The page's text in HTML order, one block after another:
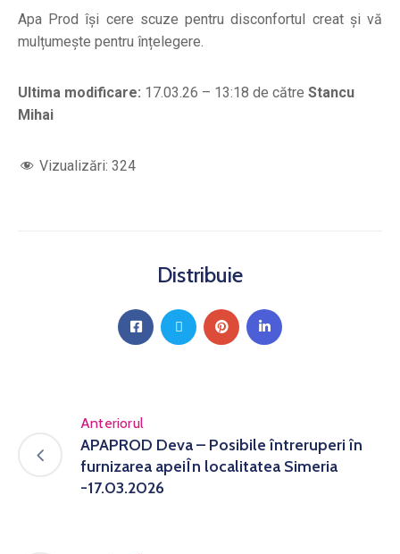
Apa Prod își cere scuze pentru disconfortul creat și vă
mulțumește pentru înțelegere.
Ultima modificare: 17.03.26 – 13:18 de către Stancu
Mihai
Vizualizări: 324
Distribuie
Anteriorul
APAPROD Deva – Posibile întreruperi în
furnizarea apeiÎn localitatea Simeria
-17.03.2026